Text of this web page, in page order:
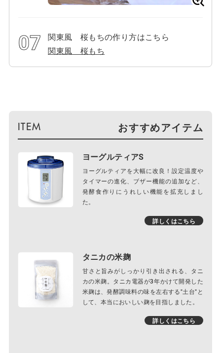
関東風 桜もちの作り方はこちら
関東風 桜もち
おすすめアイテム
ヨーグルティアS
ヨーグルティアを大幅に改良！設定温度や
タイマーの進化、ブザー機能の追加など、
発酵食作りにうれしい機能を拡充しまし
た。
詳しくはこちら
タニカの米麹
甘さと旨みがしっかり引き出される、タニ
カの米麹。タニカ電器が3年かけて開発した
米麹は、発酵調味料の味を左右する"土台"と
して、本当においしい麹を目指しました。
詳しくはこちら